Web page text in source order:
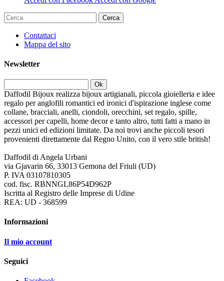
Cerca
Contattaci
Mappa del sito
Newsletter
Ok
Daffodil Bijoux realizza bijoux artigianali, piccola gioielleria e idee
regalo per anglofili romantici ed ironici d'ispirazione inglese come
collane, bracciali, anelli, ciondoli, orecchini, set regalo, spille,
accessori per capelli, home decor e tanto altro, tutti fatti a mano in
pezzi unici ed edizioni limitate. Da noi trovi anche piccoli tesori
provenienti direttamente dal Regno Unito, con il vero stile british!
Daffodil di Angela Urbani
via Gjavarin 66, 33013 Gemona del Friuli (UD)
P. IVA 03107810305
cod. fisc. RBNNGL86P54D962P
Iscritta al Registro delle Imprese di Udine
REA: UD - 368599
Informazioni
Il mio account
Seguici